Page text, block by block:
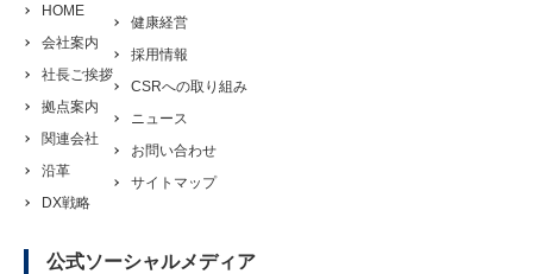
HOME
会社案内
社長ご挨拶
拠点案内
関連会社
沿革
DX戦略
健康経営
採用情報
CSRへの取り組み
ニュース
お問い合わせ
サイトマップ
公式ソーシャルメディア